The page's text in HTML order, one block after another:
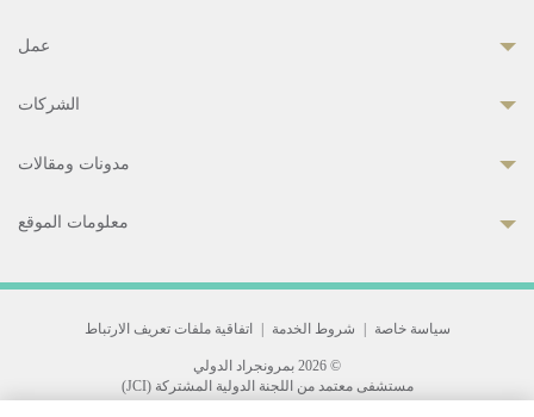
عمل
الشركات
مدونات ومقالات
معلومات الموقع
سياسة خاصة شروط الخدمة اتفاقية ملفات تعريف الارتباط
© 2026 بمرونجراد الدولي
مستشفى معتمد من اللجنة الدولية المشتركة (JCI)